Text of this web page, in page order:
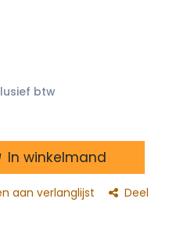
btw
In winkelmand
aan verlanglijst Deel